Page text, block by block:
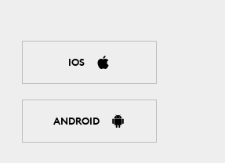
IOS
ANDROID